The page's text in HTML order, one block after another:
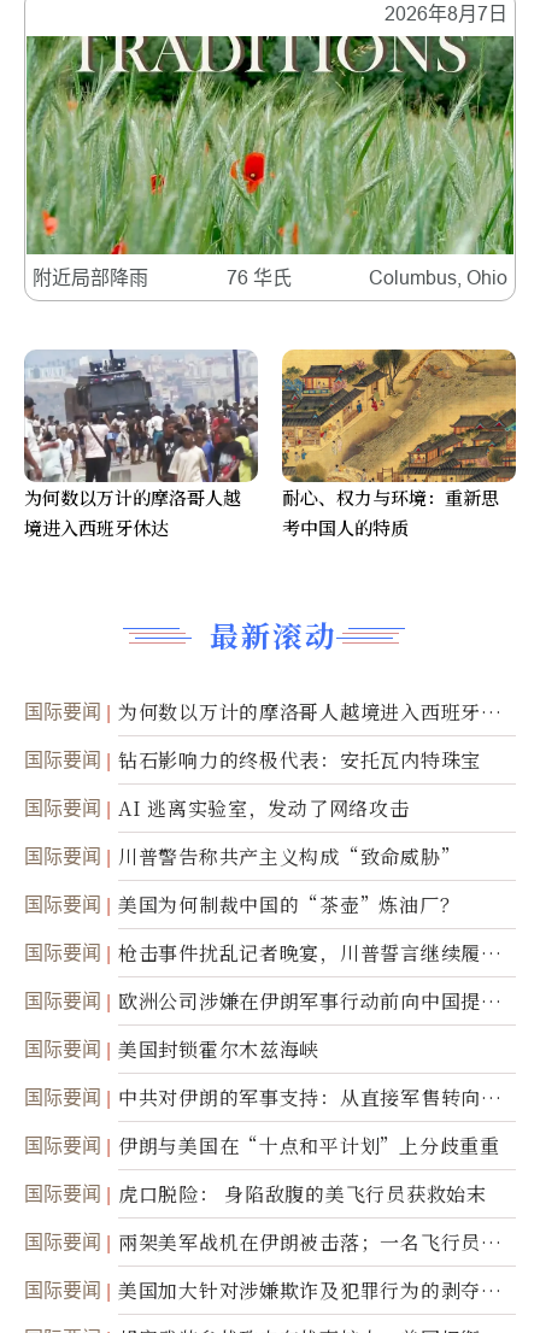
2026年8月7日
附近局部降雨 76 华氏 Columbus, Ohio
最新滚动
国际要闻
为何数以万计的摩洛哥人越境进入西班牙休
达
国际要闻 钻石影响力的终极代表：安托瓦内特珠宝
国际要闻 AI 逃离实验室，发动了网络攻击
国际要闻 川普警告称共产主义构成“致命威胁”
国际要闻 美国为何制裁中国的“茶壶”炼油厂？
国际要闻
枪击事件扰乱记者晚宴，川普誓言继续履行
职责
国际要闻
欧洲公司涉嫌在伊朗军事行动前向中国提供
美军基地的卫星图像
国际要闻 美国封锁霍尔木兹海峡
国际要闻
中共对伊朗的军事支持：从直接军售转向间
接技术转让
国际要闻 伊朗与美国在“十点和平计划”上分歧重重
国际要闻 虎口脱险： 身陷敌腹的美飞行员获救始末
国际要闻
兩架美军战机在伊朗被击落；一名飞行员失
踪
国际要闻
美国加大针对涉嫌欺诈及犯罪行为的剥夺公
民权力度
为何数以万计的摩洛哥人越
境进入西班牙休达
耐心、权力与环境：重新思
考中国人的特质